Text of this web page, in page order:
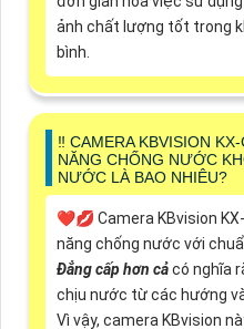
ảnh chất lượng tốt trong
bình.
‼️ CAMERA KBVISION
NĂNG CHỐNG NƯỚC
NƯỚC LÀ BAO NHIÊU?
❤️‍💋‍ Camera KBvision
năng chống nước với
Đẳng cấp hơn cảcó nghĩa
chịu nước từ các hướng
Vì vậy, camera KBvision